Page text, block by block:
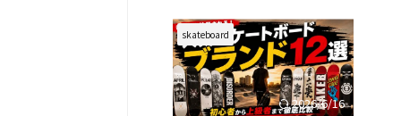
skateboard
2026/6/16